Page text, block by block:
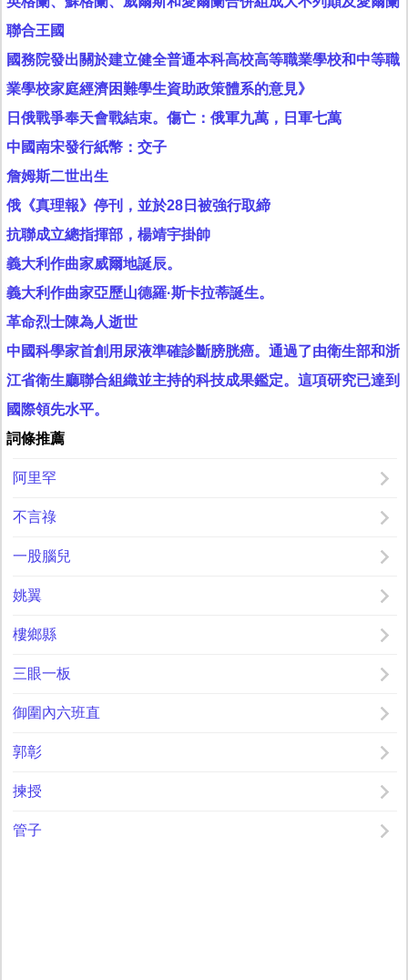
聯合王國
國務院發出關於建立健全普通本科高校高等職業學校和中等職
業學校家庭經濟困難學生資助政策體系的意見》
日俄戰爭奉天會戰結束。傷亡：俄軍九萬，日軍七萬
中國南宋發行紙幣：交子
詹姆斯二世出生
俄《真理報》停刊，並於28日被強行取締
抗聯成立總指揮部，楊靖宇掛帥
義大利作曲家威爾地誕辰。
義大利作曲家亞歷山德羅·斯卡拉蒂誕生。
革命烈士陳為人逝世
中國科學家首創用尿液準確診斷膀胱癌。通過了由衛生部和浙
江省衛生廳聯合組織並主持的科技成果鑑定。這項研究已達到
國際領先水平。
詞條推薦
阿里罕
不言祿
一股腦兒
姚翼
樓鄉縣
三眼一板
御圍內六班直
郭彰
揀授
管子